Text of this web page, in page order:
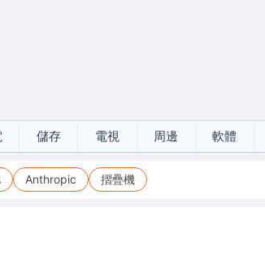
儲存 電視 周邊 軟體
Anthropic 摺疊機